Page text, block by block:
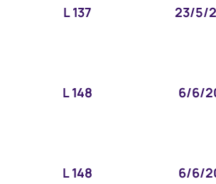
L 137 23/5/
L 148 6/6/
L 148 6/6/